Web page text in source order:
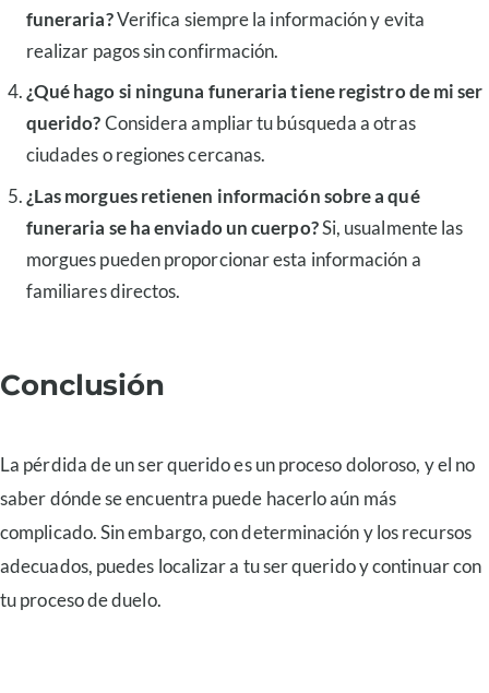
funeraria?Verifica siempre la información y evita
realizar pagos sin confirmación.
¿Qué hago si ninguna funeraria tiene registro de mi ser
querido?Considera ampliar tu búsqueda a otras
ciudades o regiones cercanas.
¿Las morgues retienen información sobre a qué
funeraria se ha enviado un cuerpo?Si, usualmente las
morgues pueden proporcionar esta información a
familiares directos.
Conclusión
La pérdida de un ser querido es un proceso doloroso, y el no
saber dónde se encuentra puede hacerlo aún más
complicado. Sin embargo, con determinación y los recursos
adecuados, puedes localizar a tu ser querido y continuar con
tu proceso de duelo.